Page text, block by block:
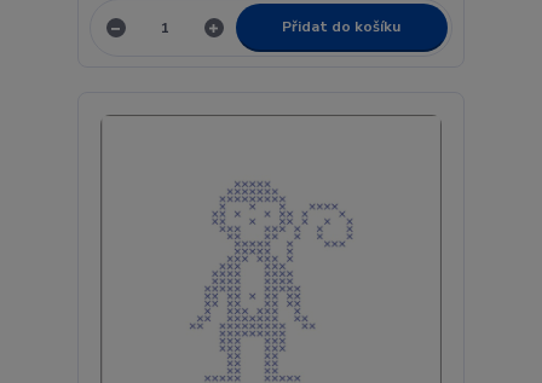
Přidat do košíku